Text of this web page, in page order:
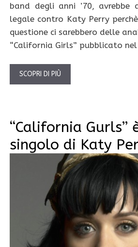
band degli anni ’70, avrebbe
legale contro Katy Perry
questione ci sarebbero delle
“California Girls” pubblicato nel
SCOPRI DI PIÙ
“California Gurls”
singolo di Katy